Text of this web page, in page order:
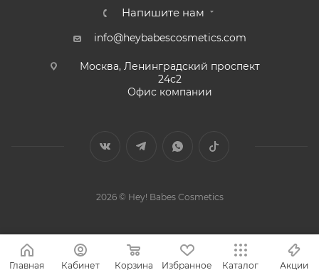
Напишите нам
info@heybabescosmetics.com
Москва, Ленинградский проспект
24с2
Офис компании
2026 © Hey! Babes Cosmetics
Главная Кабинет Корзина Избранное Каталог Акции